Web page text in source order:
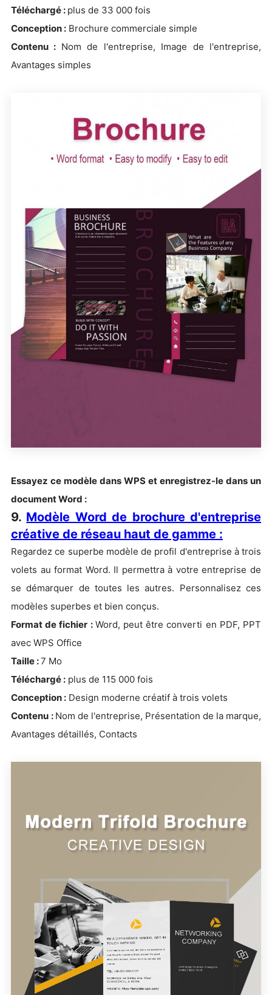
Téléchargé : plus de 33 000 fois
Conception : Brochure commerciale simple
Contenu : Nom de l'entreprise, Image de l'entreprise,
Avantages simples
Essayez ce modèle dans WPS et enregistrez-le dans un
document Word :
9. Modèle Word de brochure d'entreprise
créative de réseau haut de gamme :
Regardez ce superbe modèle de profil d'entreprise à trois
volets au format Word. Il permettra à votre entreprise de
se démarquer de toutes les autres. Personnalisez ces
modèles superbes et bien conçus.
Format de fichier : Word, peut être converti en PDF, PPT
avec WPS Office
Taille :7 Mo
Téléchargé : plus de 115 000 fois
Conception : Design moderne créatif à trois volets
Contenu : Nom de l'entreprise, Présentation de la marque,
Avantages détaillés, Contacts